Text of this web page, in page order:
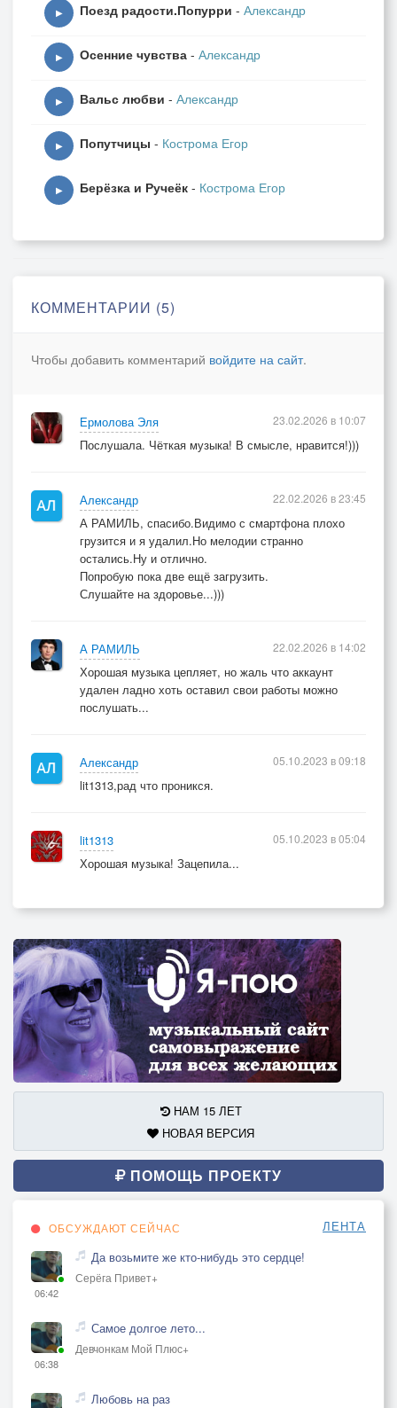
▶ Поезд радости.Попурри - Александр
▶ Осенние чувства - Александр
▶ Вальс любви - Александр
▶ Попутчицы - Кострома Егор
▶ Берёзка и Ручеёк - Кострома Егор
КОММЕНТАРИИ (5)
Чтобы добавить комментарий войдите на сайт.
Ермолова Эля
Послушала. Чёткая музыка! В смысле, нравится!)))
23.02.2026 в 10:07
Александр
А РАМИЛЬ, спасибо.Видимо с смартфона плохо
грузится и я удалил.Но мелодии странно
остались.Ну и отлично.
Попробую пока две ещё загрузить.
Слушайте на здоровье...)))
22.02.2026 в 23:45
А РАМИЛЬ
Хорошая музыка цепляет, но жаль что аккаунт
удален ладно хоть оставил свои работы можно
послушать...
22.02.2026 в 14:02
Александр
lit1313,рад что проникся.
05.10.2023 в 09:18
lit1313
Хорошая музыка! Зацепила...
05.10.2023 в 05:04
НАМ 15 ЛЕТ
НОВАЯ ВЕРСИЯ
ПОМОЩЬ ПРОЕКТУ
ОБСУЖДАЮТ СЕЙЧАС ЛЕНТА
06:42
Да возьмите же кто-нибудь это сердце!
Серёга Привет+
06:38
Самое долгое лето...
Девчонкам Мой Плюс+
Любовь на раз